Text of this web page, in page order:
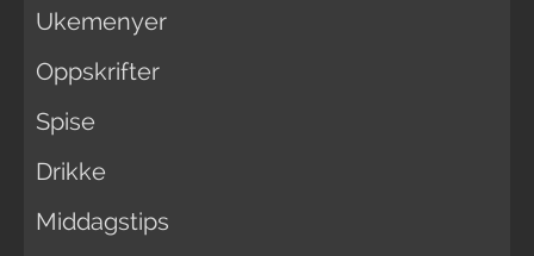
Ukemenyer
Oppskrifter
Spise
Drikke
Middagstips